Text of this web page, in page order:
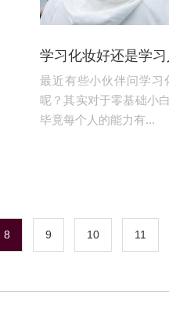
学习化妆好还是学
最近有些小伙伴问学习
呢？其实对于零基础小
毕竟每个人的能力有...
8 9 10 11